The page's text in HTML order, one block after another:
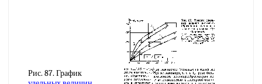
Рис. 87. График